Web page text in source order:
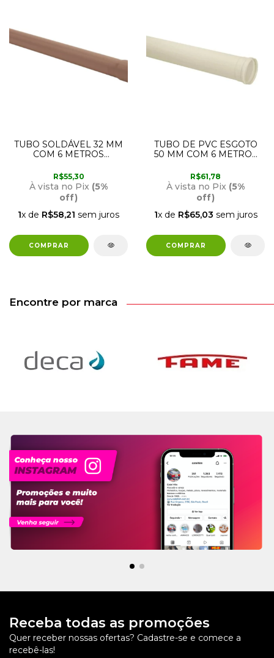
TUBO SOLDÁVEL 32 MM
COM 6 METROS
R$55,30
À vista no Pix (5%
off)
1x de R$58,21 sem juros
TUBO DE PVC ESGOTO
50 MM COM 6 METROS
R$61,78
À vista no Pix (5%
off)
1x de R$65,03 sem juros
Encontre por marca
Receba todas as promoções
Quer receber nossas ofertas? Cadastre-se e comece a
recebê-las!